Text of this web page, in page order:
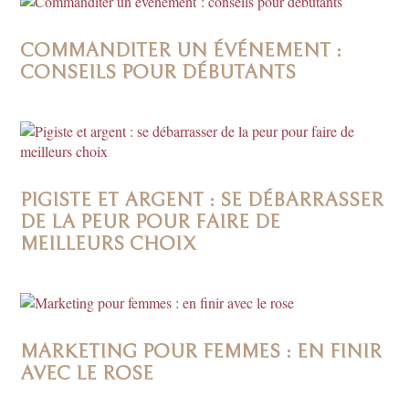
COMMANDITER UN ÉVÉNEMENT :
CONSEILS POUR DÉBUTANTS
PIGISTE ET ARGENT : SE DÉBARRASSER
DE LA PEUR POUR FAIRE DE
MEILLEURS CHOIX
MARKETING POUR FEMMES : EN FINIR
AVEC LE ROSE